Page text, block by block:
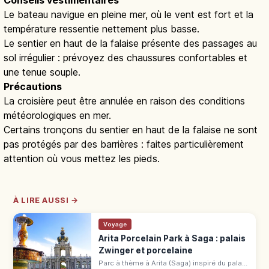
Le bateau navigue en pleine mer, où le vent est fort et la
température ressentie nettement plus basse.
Le sentier en haut de la falaise présente des passages au
sol irrégulier : prévoyez des chaussures confortables et
une tenue souple.
Précautions
La croisière peut être annulée en raison des conditions
météorologiques en mer.
Certains tronçons du sentier en haut de la falaise ne sont
pas protégés par des barrières : faites particulièrement
attention où vous mettez les pieds.
À LIRE AUSSI →
Voyage
Arita Porcelain Park à Saga : palais
Zwinger et porcelaine
Parc à thème à Arita (Saga) inspiré du palais